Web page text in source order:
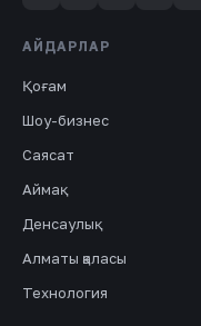
АЙДАРЛАР
Қоғам
Шоу-бизнес
Саясат
Аймақ
Денсаулық
Алматы қаласы
Технология